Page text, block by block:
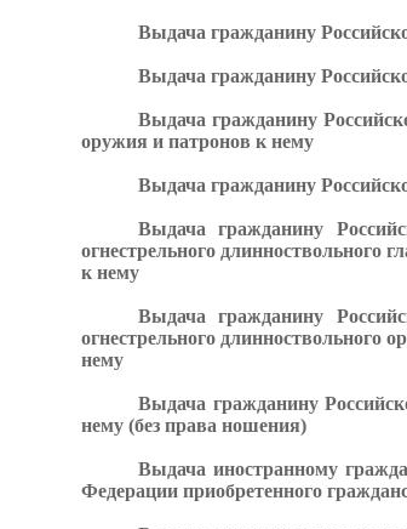
Выдача гражданину
Выдача гражданину
Выдача гражданину
оружия и патронов к нему
Выдача гражданину
Выдача гражданину
огнестрельного длинноствольного
к нему
Выдача гражданину
огнестрельного длинноствольного
нему
Выдача гражданину
нему (без права ношения)
Выдача иностранному
Федерации приобретенного